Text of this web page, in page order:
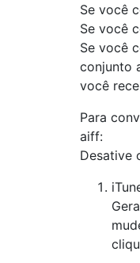
Se você
Se você
Se você
conjunto
você
Para
aiff:
Desative